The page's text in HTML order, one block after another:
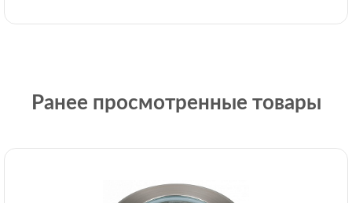
Ранее просмотренные товары